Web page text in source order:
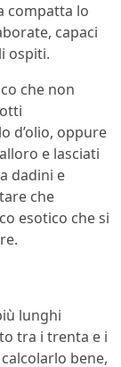
compatta lo
capaci
ospiti.
che non
d’olio, oppure
e lasciati
dadini e
che
esotico che si
lunghi
tra i trenta e i
bene,